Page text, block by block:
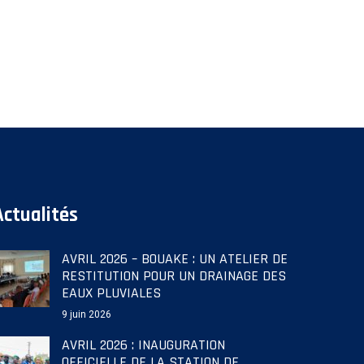
AVRIL 2026 – BOUAKE : UN ATELIER DE
RESTITUTION POUR UN DRAINAGE DES
EAUX PLUVIALES
9 juin 2026
AVRIL 2026 : INAUGURATION